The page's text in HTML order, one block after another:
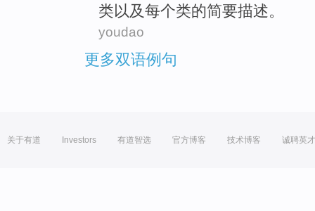
类以及每个类的简要描述。
youdao
更多双语例句
关于有道 Investors 有道智选 官方博客 技术博客 诚聘英才